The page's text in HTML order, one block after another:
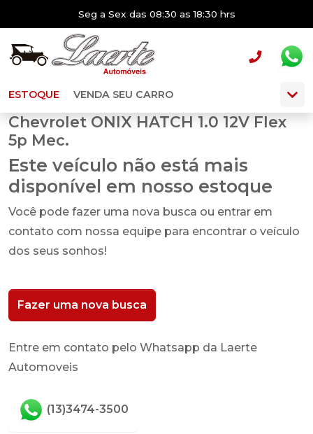
Seg a Sex das 08:30 as 18:30 hrs
ESTOQUE VENDA SEU CARRO
Chevrolet ONIX HATCH 1.0 12V Flex
5p Mec.
Este veículo não está mais
disponível em nosso estoque
Você pode fazer uma nova busca ou entrar em
contato com nossa equipe para encontrar o veículo
dos seus sonhos!
Fazer uma nova busca
Entre em contato pelo Whatsapp da Laerte
Automoveis
(13)3474-3500